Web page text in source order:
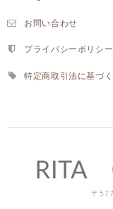
お問い合わせ
プライバシーポリシー
特定商取引法に基づ
〒